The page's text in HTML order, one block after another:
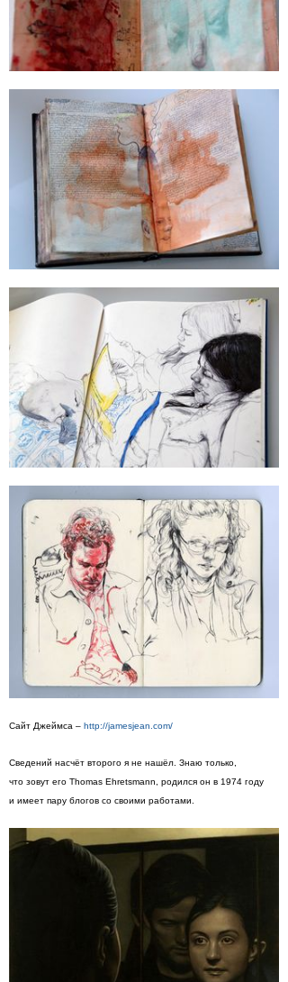
Сайт Джеймса – http://jamesjean.com/
Сведений насчёт второго я не нашёл. Знаю только,
что зовут его Thomas Ehretsmann, родился он в 1974 году
и имеет пару блогов со своими работами.